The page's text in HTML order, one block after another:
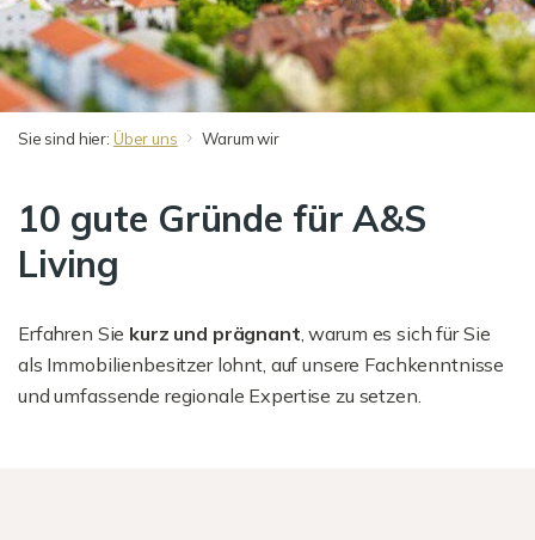
Sie sind hier: Über uns Warum wir
10 gute Gründe für A&S
Living
Erfahren Sie kurz und prägnant, warum es sich für Sie
als Immobilienbesitzer lohnt, auf unsere Fachkenntnisse
und umfassende regionale Expertise zu setzen.